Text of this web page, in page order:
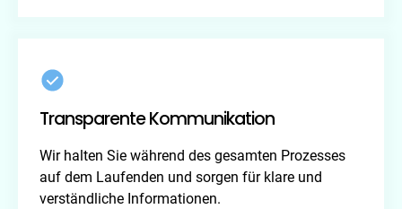
Transparente Kommunikation
Wir halten Sie während des gesamten Prozesses
auf dem Laufenden und sorgen für klare und
verständliche Informationen.